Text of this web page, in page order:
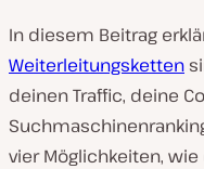
In diesem Beitrag
Weiterleitungsketten
deinen Traffic, deine
vier Möglichkeiten,